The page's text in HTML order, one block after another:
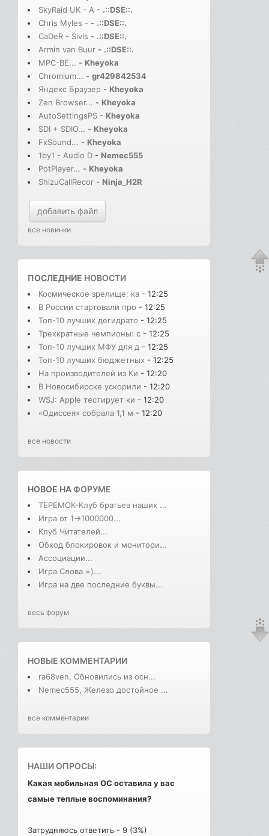
SkyRaid UK - A - .::DSE::.
Chris Myles - - .::DSE::.
CaDeR - Sivis - .::DSE::.
Armin van Buur - .::DSE::.
MPC-BE... - Kheyoka
Chromium... - gr429842534
Яндекс Браузер - Kheyoka
Zen Browser... - Kheyoka
AutoSettingsPS - Kheyoka
SDI + SDIO... - Kheyoka
FxSound... - Kheyoka
1by1 - Audio D - Nemec555
PotPlayer... - Kheyoka
ShizuCallRecor - Ninja_H2R
добавить файл
все новинки
ПОСЛЕДНИЕ НОВОСТИ
Космическое зрелище: ка - 12:25
В России стартовали про - 12:25
Топ-10 лучших дегидрато - 12:25
Трехкратные чемпионы: с - 12:25
Топ-10 лучших МФУ для д - 12:25
Топ-10 лучших бюджетных - 12:25
На производителей из Ки - 12:20
В Новосибирске ускорили - 12:20
WSJ: Apple тестирует ки - 12:20
«Одиссея» собрала 1,1 м - 12:20
все новости
НОВОЕ НАФОРУМЕ
ТЕРЕМОК-Клуб братьев наших ...
Игра от 1->1000000...
Клуб Читателей...
Обход блокировок и монитори...
Ассоциации...
Игра Слова =)...
Игра на две последние буквы...
весь форум
НОВЫЕ КОММЕНТАРИИ
ra68ven, Обновились из осн...
Nemec555, Железо достойное ...
все комментарии
НАШИ ОПРОСЫ:
Какая мобильная ОС оставила у вас
самые теплые воспоминания?
Затрудняюсь ответить - 9 (3%)